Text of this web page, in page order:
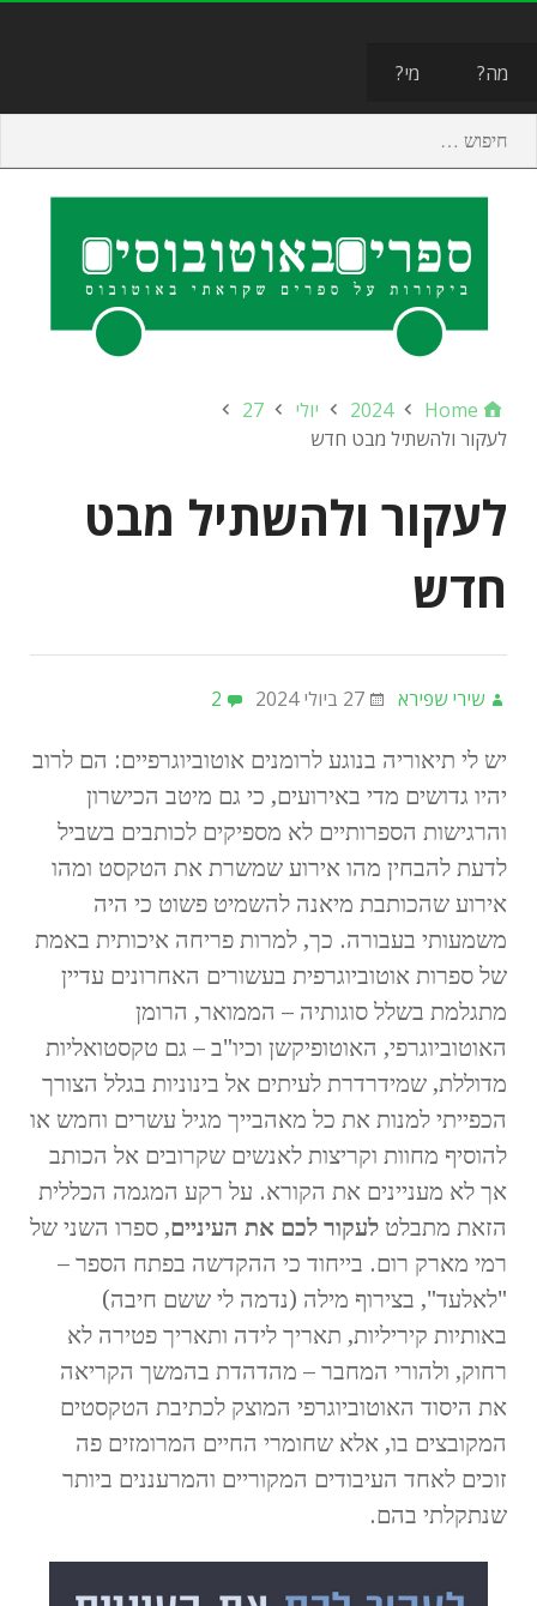
מה? מי?
Home
2024 יולי
27
לעקור ולהשתיל מבט חדש
לעקור ולהשתיל מבט
חדש
שירי שפירא 27 ביולי 2024 2
יש לי תיאוריה בנוגע לרומנים אוטוביוגרפיים: הם לרוב
יהיו גדושים מדי באירועים, כי גם מיטב הכישרון
והרגישות הספרותיים לא מספיקים לכותבים בשביל
לדעת להבחין מהו אירוע שמשרת את הטקסט ומהו
אירוע שהכותבת מיאנה להשמיט פשוט כי היה
משמעותי בעבורה. כך, למרות פריחה איכותית באמת
של ספרות אוטוביוגרפית בעשורים האחרונים עדיין
מתגלמת בשלל סוגותיה – הממואר, הרומן
האוטוביוגרפי, האוטופיקשן וכיו"ב – גם טקסטואליות
מדוללת, שמידרדרת לעיתים אל בינוניות בגלל הצורך
הכפייתי למנות את כל מאהבייך מגיל עשרים וחמש או
להוסיף מחוות וקריצות לאנשים שקרובים אל הכותב
אך לא מעניינים את הקורא. על רקע המגמה הכללית
הזאת מתבלט לעקור לכם את העיניים, ספרו השני של
רמי מארק רום. בייחוד כי ההקדשה בפתח הספר –
"לאלעד", בצירוף מילה (נדמה לי ששם חיבה)
באותיות קיריליות, תאריך לידה ותאריך פטירה לא
רחוק, ולהורי המחבר – מהדהדת בהמשך הקריאה
את היסוד האוטוביוגרפי המוצק לכתיבת הטקסטים
המקובצים בו, אלא שחומרי החיים המרומזים פה
זוכים לאחד העיבודים המקוריים והמרעננים ביותר
שנתקלתי בהם.